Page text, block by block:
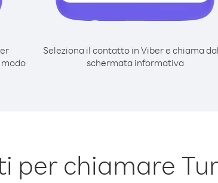
Seleziona il contatto in Viber e chiama
schermata informativa
per chiamare